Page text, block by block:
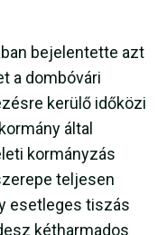
bejelentette azt
a dombóvári
kerülő időközi
által
kormányzás
teljesen
esetleges tiszás
kétharmados